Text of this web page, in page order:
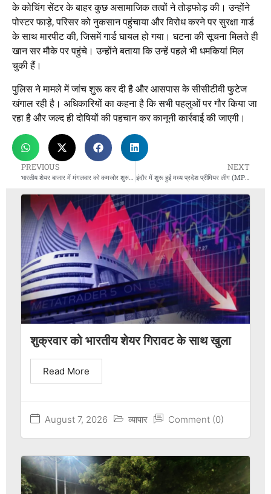
के कोचिंग सेंटर के बाहर कुछ असामाजिक तत्वों ने तोड़फोड़ की। उन्होंने
पोस्टर फाड़े, परिसर को नुकसान पहुंचाया और विरोध करने पर सुरक्षा गार्ड
के साथ मारपीट की, जिसमें गार्ड घायल हो गया। घटना की सूचना मिलते ही
खान सर मौके पर पहुंचे। उन्होंने बताया कि उन्हें पहले भी धमकियां मिल
चुकी हैं।
पुलिस ने मामले में जांच शुरू कर दी है और आसपास के सीसीटीवी फुटेज
खंगाल रही है। अधिकारियों का कहना है कि सभी पहलुओं पर गौर किया जा
रहा है और जल्द ही दोषियों की पहचान कर कानूनी कार्रवाई की जाएगी।
PREVIOUS
भारतीय शेयर बाजार में मंगलवार को कमजोर शुरुआत
NEXT
इंदौर में शुरू हुई मध्य प्रदेश प्रीमियर लीग (MPL) की तीसरी सीजन
शुक्रवार को भारतीय शेयर गिरावट के साथ खुला
August 7, 2026 व्यापार Comment (0)
Read More